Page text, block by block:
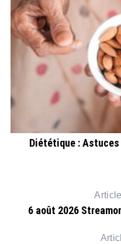
Diététique : Astuces
6 août 2026